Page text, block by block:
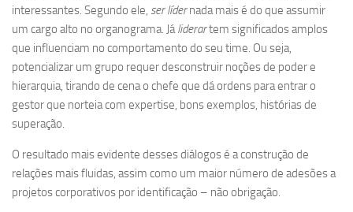
interessantes. Segundo ele, ser lídernada mais é do que assumir
um cargo alto no organograma. Jáliderartem significados amplos
que influenciam no comportamento do seu time. Ou seja,
potencializar um grupo requer desconstruir noções de poder e
hierarquia, tirando de cena o chefe que dá ordens para entrar o
gestor que norteia com expertise, bons exemplos, histórias de
superação.
O resultado mais evidente desses diálogos é a construção de
relações mais fluidas, assim como um maior número de adesões a
projetos corporativos por identificação – não obrigação.